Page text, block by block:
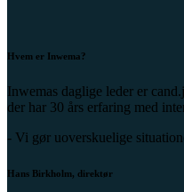
Hvem er Inwema?
Inwemas daglige leder er
der har 30 års erfaring med
- Vi gør uoverskuelige
Hans Birkholm, direktør